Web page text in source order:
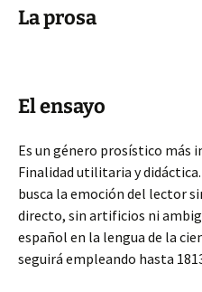
La prosa
El ensayo
Es un género prosístico más
Finalidad utilitaria y
busca la emoción del lector
directo, sin artificios ni
español en la lengua de la
seguirá empleando hasta